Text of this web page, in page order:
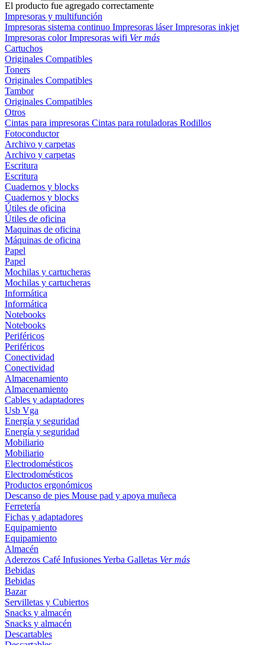
El producto fue agregado correctamente
Impresoras y multifunción
Impresoras sistema continuo Impresoras láserImpresoras inkjet
Impresoras colorImpresoras wifi Ver más
Cartuchos
Originales Compatibles
Toners
Originales Compatibles
Tambor
Originales Compatibles
Otros
Cintas para impresoras Cintas para rotuladoras Rodillos
Fotoconductor
Archivo y carpetas
Archivo y carpetas
Escritura
Escritura
Cuadernos y blocks
Cuadernos y blocks
Útiles de oficina
Útiles de oficina
Maquinas de oficina
Máquinas de oficina
Papel
Papel
Mochilas y cartucheras
Mochilas y cartucheras
Informática
Informática
Notebooks
Notebooks
Periféricos
Periféricos
Conectividad
Conectividad
Almacenamiento
Almacenamiento
Cables y adaptadores
Usb Vga
Energía y seguridad
Energía y seguridad
Mobiliario
Mobiliario
Electrodomésticos
Electrodomésticos
Productos ergonómicos
Descanso de pies Mouse pad y apoya muñeca
Ferretería
Fichas y adaptadores
Equipamiento
Equipamiento
Almacén
Aderezos Café InfusionesYerba Galletas Ver más
Bebidas
Bebidas
Bazar
Servilletas y Cubiertos
Snacks y almacén
Snacks y almacén
Descartables